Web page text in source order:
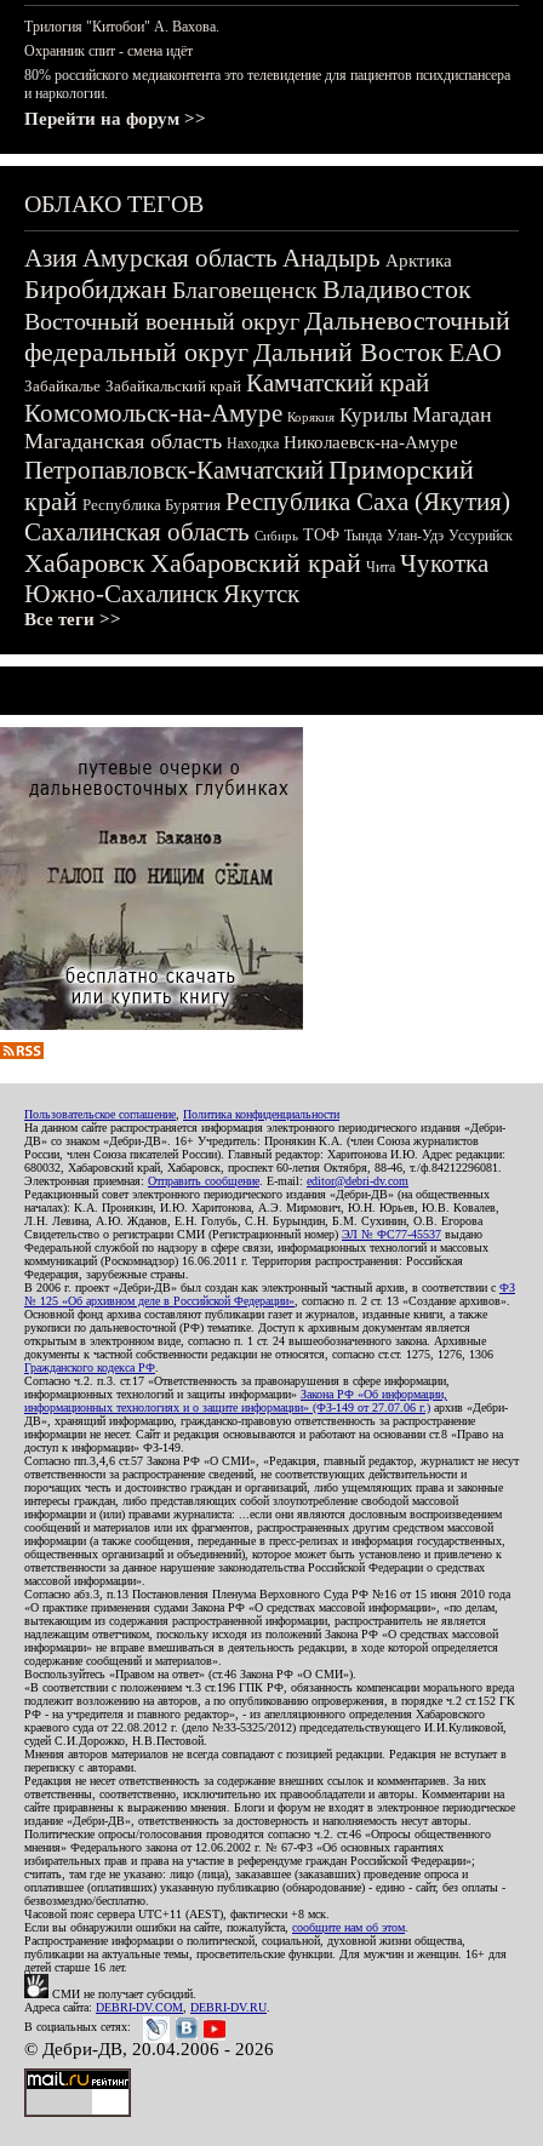
Трилогия "Китобои" А. Вахова.
Охранник спит - смена идёт
80% российского медиаконтента это телевидение для пациентов психдиспансера
и наркологии.
Перейти на форум >>
ОБЛАКО ТЕГОВ
АзияАмурская область Анадырь Арктика
БиробиджанБлаговещенскВладивосток
Восточный военный округДальневосточный
федеральный округДальний ВостокЕАО
Забайкалье Забайкальский край Камчатский край
Комсомольск-на-Амуре Корякия Курилы Магадан
Магаданская область Находка Николаевск-на-Амуре
Петропавловск-КамчатскийПриморский
край Республика Бурятия Республика Саха (Якутия)
Сахалинская область Сибирь ТОФ Тында Улан-Удэ Уссурийск
ХабаровскХабаровский край Чита Чукотка
Южно-СахалинскЯкутск
Все теги >>
Пользовательское соглашение Политика конфиденциальности
На данном сайте распространяется информация электронного периодического издания «Дебри-
ДВ» со знаком «Дебри-ДВ». 16+ Учредитель: Пронякин К.А. (член Союза журналистов
России, член Союза писателей России). Главный редактор: Харитонова И.Ю. Адрес редакции:
680032, Хабаровский край, Хабаровск, проспект 60-летия Октября, 88-46, т./ф.84212296081.
Электронная приемная: Отправить сообщение . E-mail: editor@debri-dv.com
Редакционный совет электронного периодического издания «Дебри-ДВ» (на общественных
началах): К.А. Пронякин, И.Ю. Харитонова, А.Э. Мирмович, Ю.Н. Юрьев, Ю.В. Ковалев,
Л.Н. Левина, А.Ю. Жданов, Е.Н. Голубь, С.Н. Бурындин, Б.М. Сухинин, О.В. Егорова
Свидетельство о регистрации СМИ (Регистрационный номер) ЭЛ № ФС77-45537 выдано
Федеральной службой по надзору в сфере связи, информационных технологий и массовых
коммуникаций (Роскомнадзор) 16.06.2011 г. Территория распространения: Российская
Федерация, зарубежные страны.
В 2006 г. проект «Дебри-ДВ» был создан как электронный частный архив, в соответствии с ФЗ
№ 125 «Об архивном деле в Российской Федерации» , согласно п. 2 ст. 13 «Создание архивов».
Основной фонд архива составляют публикации газет и журналов, изданные книги, а также
рукописи по дальневосточной (РФ) тематике. Доступ к архивным документам является
открытым в электронном виде, согласно п. 1 ст. 24 вышеобозначенного закона. Архивные
документы к частной собственности редакции не относятся, согласно ст.ст. 1275, 1276, 1306
Гражданского кодекса РФ
Согласно ч.2. п.3. ст.17 «Ответственность за правонарушения в сфере информации,
информационных технологий и защиты информации» Закона РФ «Об информации,
информационных технологиях и о защите информации» (ФЗ-149 от 27.07.06 г.) архив «Дебри-
ДВ», хранящий информацию, гражданско-правовую ответственность за распространение
информации не несет. Сайт и редакция основываются и работают на основании ст.8 «Право на
доступ к информации» ФЗ-149.
Согласно пп.3,4,6 ст.57 Закона РФ «О СМИ», «Редакция, главный редактор, журналист не несут
ответственности за распространение сведений, не соответствующих действительности и
порочащих честь и достоинство граждан и организаций, либо ущемляющих права и законные
интересы граждан, либо представляющих собой злоупотребление свободой массовой
информации и (или) правами журналиста: ...если они являются дословным воспроизведением
сообщений и материалов или их фрагментов, распространенных другим средством массовой
информации (а также сообщения, переданные в пресс-релизах и информация государственных,
общественных организаций и объединений), которое может быть установлено и привлечено к
ответственности за данное нарушение законодательства Российской Федерации о средствах
массовой информации».
Согласно абз.3, п.13 Постановления Пленума Верховного Суда РФ №16 от 15 июня 2010 года
«О практике применения судами Закона РФ «О средствах массовой информации», «по делам,
вытекающим из содержания распространенной информации, распространитель не является
надлежащим ответчиком, поскольку исходя из положений Закона РФ «О средствах массовой
информации» не вправе вмешиваться в деятельность редакции, в ходе которой определяется
содержание сообщений и материалов».
Воспользуйтесь «Правом на ответ» (ст.46 Закона РФ «О СМИ»).
«В соответствии с положением ч.3 ст.196 ГПК РФ, обязанность компенсации морального вреда
подлежит возложению на авторов, а по опубликованию опровержения, в порядке ч.2 ст.152 ГК
РФ - на учредителя и главного редактор», - из апелляционного определения Хабаровского
краевого суда от 22.08.2012 г. (дело №33-5325/2012) председательствующего И.И.Куликовой,
судей С.И.Дорожко, Н.В.Пестовой.
Мнения авторов материалов не всегда совпадают с позицией редакции. Редакция не вступает в
переписку с авторами.
Редакция не несет ответственность за содержание внешних ссылок и комментариев. За них
ответственны, соответственно, исключительно их правообладатели и авторы. Комментарии на
сайте приравнены к выражению мнения. Блоги и форум не входят в электронное периодическое
издание «Дебри-ДВ», ответственность за достоверность и наполняемость несут авторы.
Политические опросы/голосования проводятся согласно ч.2. ст.46 «Опросы общественного
мнения» Федерального закона от 12.06.2002 г. № 67-ФЗ «Об основных гарантиях
избирательных прав и права на участие в референдуме граждан Российской Федерации»;
считать, там где не указано: лицо (лица), заказавшее (заказавших) проведение опроса и
оплатившее (оплативших) указанную публикацию (обнародование) - едино - сайт, без оплаты -
безвозмездно/бесплатно.
Часовой пояс сервера UTC+11 (AEST), фактически +8 мск.
Если вы обнаружили ошибки на сайте, пожалуйста, сообщите нам об этом
Распространение информации о политической, социальной, духовной жизни общества,
публикации на актуальные темы, просветительские функции. Для мужчин и женщин. 16+ для
детей старше 16 лет.
СМИ не получает субсидий.
Адреса сайта: DEBRI-DV.COM DEBRI-DV.RU
В социальных сетях:
© Дебри-ДВ, 20.04.2006 - 2026